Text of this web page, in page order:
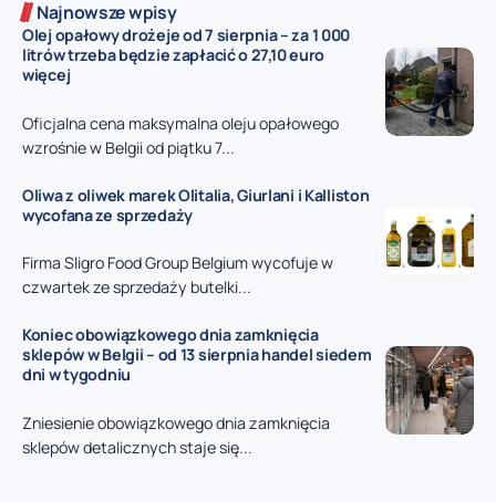
Najnowsze wpisy
Olej opałowy drożeje od 7 sierpnia – za 1 000
litrów trzeba będzie zapłacić o 27,10 euro
więcej
Oficjalna cena maksymalna oleju opałowego
wzrośnie w Belgii od piątku 7...
Oliwa z oliwek marek Olitalia, Giurlani i Kalliston
wycofana ze sprzedaży
Firma Sligro Food Group Belgium wycofuje w
czwartek ze sprzedaży butelki...
Koniec obowiązkowego dnia zamknięcia
sklepów w Belgii – od 13 sierpnia handel siedem
dni w tygodniu
Zniesienie obowiązkowego dnia zamknięcia
sklepów detalicznych staje się...